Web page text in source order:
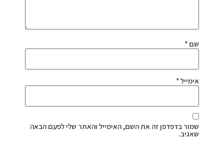
שם *
אימייל*
שמור בדפדפן זה את השם, האימייל והאתר שלי לפעם הבאה
שאגיב.